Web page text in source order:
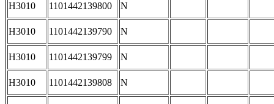
H3010 1101442139800 N
H3010 1101442139790 N
H3010 1101442139799 N
H3010 1101442139808 N